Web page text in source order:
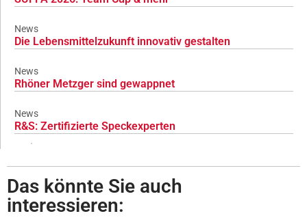
News
Die Lebensmittelzukunft innovativ gestalten
News
Rhöner Metzger sind gewappnet
News
R&S: Zertifizierte Speckexperten
Das könnte Sie auch
interessieren: